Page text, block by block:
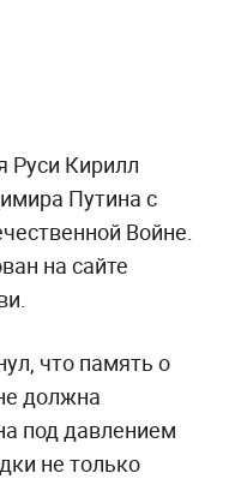
Руси Кирилл
Путина с
Войне.
на сайте
что память о
должна
под давлением
не только